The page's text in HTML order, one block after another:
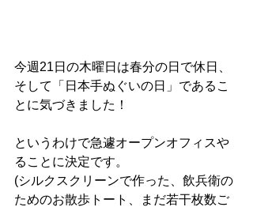
今週21日の木曜日は春分の日で休日、
そして「日本手ぬぐいの日」であるこ
とに気づきました！
というわけで急遽オープンオフィスや
ることに決定です。
(シルクスクリーンで作った、飲兵衛の
ためのお散歩トート、まだ若干枚数ご